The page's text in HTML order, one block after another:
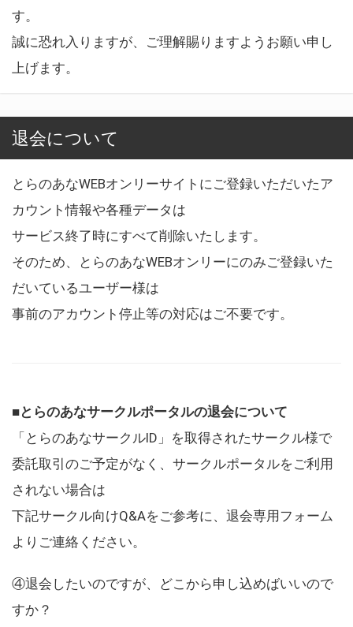
す。
誠に恐れ入りますが、ご理解賜りますようお願い申し
上げます。
退会について
とらのあなWEBオンリーサイトにご登録いただいたア
カウント情報や各種データは
サービス終了時にすべて削除いたします。
そのため、とらのあなWEBオンリーにのみご登録いた
だいているユーザー様は
事前のアカウント停止等の対応はご不要です。
■とらのあなサークルポータルの退会について
「とらのあなサークルID」を取得されたサークル様で
委託取引のご予定がなく、サークルポータルをご利用
されない場合は
下記サークル向けQ&Aをご参考に、退会専用フォーム
よりご連絡ください。
④退会したいのですが、どこから申し込めばいいので
すか？